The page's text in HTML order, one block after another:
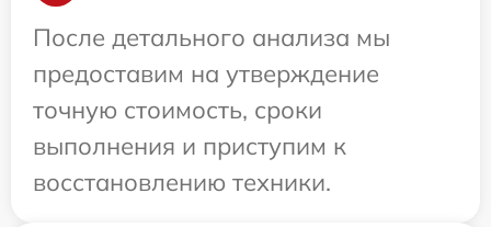
После детального анализа мы
предоставим на утверждение
точную стоимость, сроки
выполнения и приступим к
восстановлению техники.